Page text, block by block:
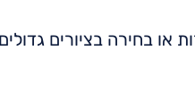
או בחירה בציורים גדולים